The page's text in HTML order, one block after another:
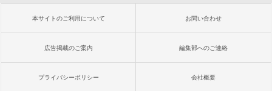
本サイトのご利用について お問い合わせ
広告掲載のご案内 編集部へのご連絡
プライバシーポリシー 会社概要